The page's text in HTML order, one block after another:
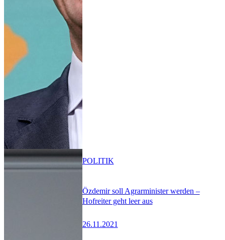
Özdemir soll Agrarminister werden –
Hofreiter geht leer aus
26.11.2021
POLITIK